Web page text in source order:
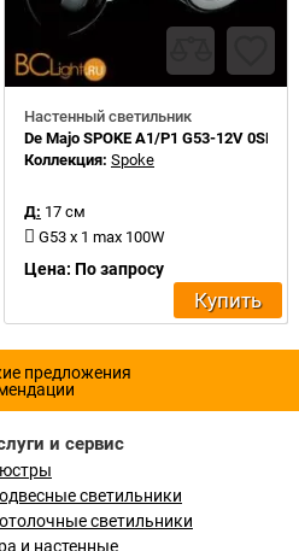
Настенный светильник
De Majo SPOKE A1/P1 G53-12V
Коллекция: Spoke
Д: 17 см
G53 x 1 max 100W
Цена: По запросу
Купить
предложения
и сервис
светильники
светильники
и настенные